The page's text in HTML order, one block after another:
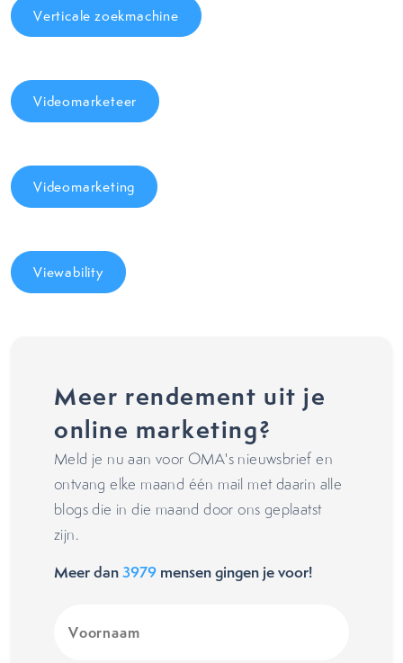
Verticale zoekmachine
Videomarketeer
Videomarketing
Viewability
Meer rendement uit je
online marketing?
Meld je nu aan voor OMA's nieuwsbrief en
ontvang elke maand één mail met daarin alle
blogs die in die maand door ons geplaatst
zijn.
Meer dan3979 mensen gingen je voor!
(Vereist)